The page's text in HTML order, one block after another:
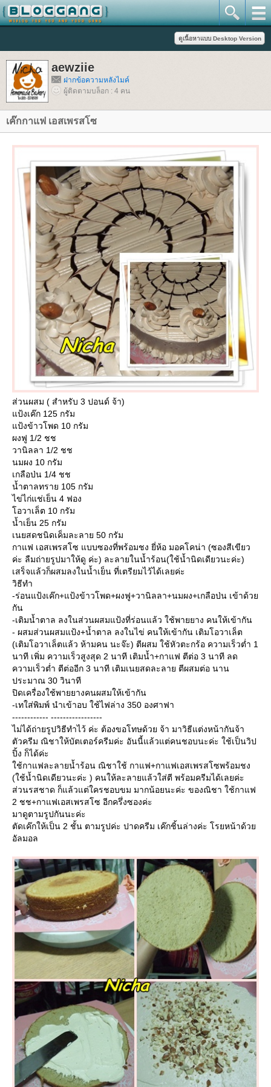
aewziie
ฝากข้อความหลังไมค์
ผู้ติดตามบล็อก : 4 คน
เค๊กกาแฟ เอสเพรสโซ
ส่วนผสม ( สำหรับ 3 ปอนด์ จ้า)
ป้งเค๊ก 125 กรัม
ป้งข้าวโพด 10 กรัม
ผงฟู 1/2 ชช
วานิลลา 1/2 ชช
นมผง 10 กรัม
เกลือป่น 1/4 ชช
น้ำตาลทราย 105 กรัม
ไข่ไก่แช่เย็น 4 ฟอง
อวาเล็ต 10 กรัม
น้ำเย็น 25 กรัม
เนยสดชนิดเค็มละลาย 50 กรัม
กาแฟ เอสเพรสโซ แบบซองที่พร้อมชง ยี่ห้อ มอคโคน่า (ซองสีเขียว
ค่ะ ลืมถ่ายรูปมาให้ดู ค่ะ) ละลายในน้ำร้อน(ใช้น้ำนิดเดียวนะค่ะ)
เสร็จแล้วก็ผสมลงในน้ำเย็น ที่เตรียมไว้ได้เลยค่ะ
วิธีทำ
-ร่อนแป้งเค๊ก+แป้งข้าวโพด+ผงฟู+วานิลลา+นมผง+เกลือป่น เข้าด้ว
กัน
-เติมน้ำตาล ลงในส่วนผสมแป้งที่ร่อนแล้ว ใช้พายยาง คนให้เข้ากัน
- ผสมส่วนผสมแป้ง+น้ำตาล ลงในไข่ คนให้เข้ากัน เติมโอวาเล็ต
(เติมโอวาเล็ตแล้ว ห้ามคน นะจ๊ะ) ตีผสม ใช้หัวตะกร้อ ความเร็วต่ำ 1
นาที เพิ่ม ความเร็วสูงสุด 2 นาที เติมน้ำ+กาแฟ ตีต่อ 3 นาที ลด
ความเร็วต่ำ ตีต่ออีก 3 นาที เติมเนยสดละลาย ตีผสมต่อ นาน
ประมาณ 30 วินาที
ปิดเครื่องใช้พายยางคนผสมให้เข้ากัน
-เทใส่พิมพ์ นำเข้าอบ ใช้ไฟล่าง 350 องศาฟา
------------ -----------------
ไม่ได้ถ่ายรูปวิธีทำไว้ ค่ะ ต้องขอโทษด้วย จ้า มาวิธีแต่งหน้ากันจ้า
ตัวครีม ณิชาให้บัตเตอร์ครีมค่ะ อันนี้แล้วแต่คนชอบนะค่ะ ใช้เป็นวิป
ปิ้ง ก็ได้ค่ะ
ช้กาแฟละลายน้ำร้อน ณิชาใช้ กาแฟ+กาแฟเอสเพรสโซพร้อมชง
(ใช้น้ำนิดเดียวนะค่ะ ) คนให้ละลายแล้วใส่ตี พร้อมครีมได้เลยค่ะ
ส่วนรสชาด ก็แล้วแต่ใครชอบขม มากน้อยนะค่ะ ของณิชา ใช้กาแฟ
2 ชช+กาแฟเอสเพรสโซ อีกครึ่งซองค่ะ
มาดูตามรูปกันนะค่ะ
ตัดเค๊กให้เป็น 2 ชั้น ตามรูปค่ะ ปาดครีม เค๊กชิ้นล่างค่ะ โรยหน้าด้ว
อัลมอล